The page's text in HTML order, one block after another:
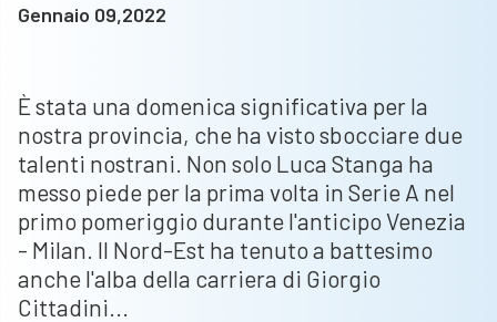
Gennaio 09,2022
È stata una domenica significativa per la
nostra provincia, che ha visto sbocciare due
talenti nostrani. Non solo Luca Stanga ha
messo piede per la prima volta in Serie A nel
primo pomeriggio durante l'anticipo Venezia
- Milan. Il Nord-Est ha tenuto a battesimo
anche l'alba della carriera di Giorgio
Cittadini...